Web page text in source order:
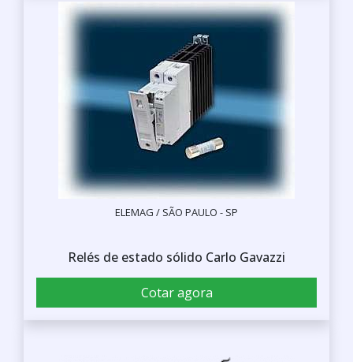
ELEMAG / SÃO PAULO - SP
Relés de estado sólido Carlo Gavazzi
Cotar agora